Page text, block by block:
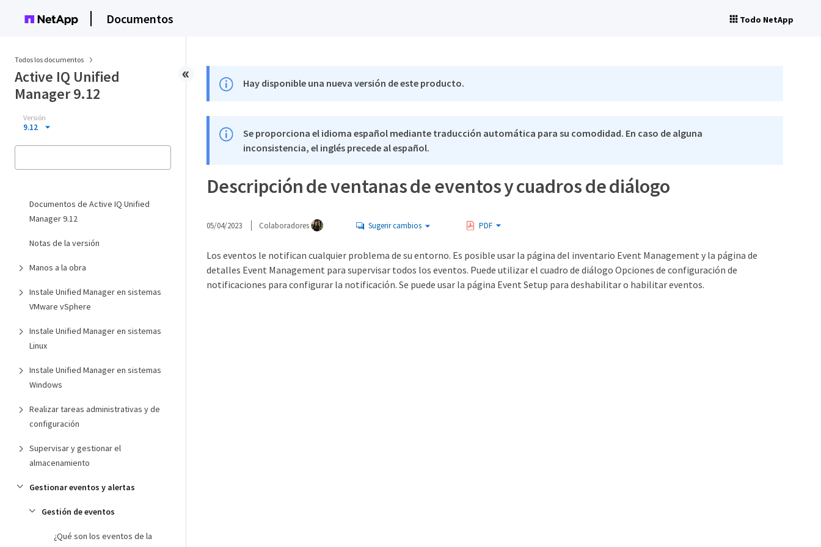
Documentos Todo NetApp
Todos los documentos
Active IQ Unified
Manager 9.12
Versión
9.12
Documentos de Active IQ Unified
Manager 9.12
Notas de la versión
Manos a la obra
Instale Unified Manager en sistemas
VMware vSphere
Instale Unified Manager en sistemas
Linux
Instale Unified Manager en sistemas
Windows
Realizar tareas administrativas y de
configuración
Supervisar y gestionar el
almacenamiento
Gestionar eventos y alertas
Gestión de eventos
¿Qué son los eventos de la
Hay disponible una nueva versión de este producto.
Se proporciona el idioma español mediante traducción automática para su comodidad. En caso de alguna
inconsistencia, el inglés precede al español.
Descripción de ventanas de eventos y cuadros de diálogo
05/04/2023 Colaboradores Sugerir cambios PDF
Los eventos le notifican cualquier problema de su entorno. Es posible usar la página del inventario Event Management y la página de
detalles Event Management para supervisar todos los eventos. Puede utilizar el cuadro de diálogo Opciones de configuración de
notificaciones para configurar la notificación. Se puede usar la página Event Setup para deshabilitar o habilitar eventos.